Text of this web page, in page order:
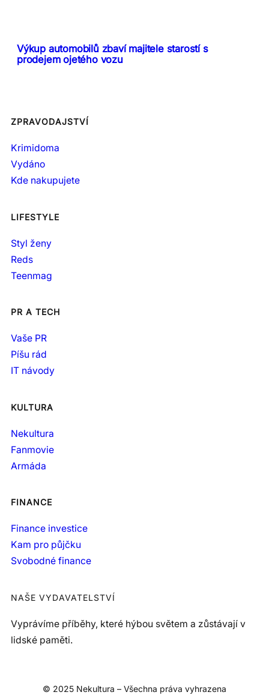
Výkup automobilů zbaví majitele starostí s
prodejem ojetého vozu
ZPRAVODAJSTVÍ
Krimidoma
Vydáno
Kde nakupujete
LIFESTYLE
Styl ženy
Reds
Teenmag
PR A TECH
Vaše PR
Píšu rád
IT návody
KULTURA
Nekultura
Fanmovie
Armáda
FINANCE
Finance investice
Kam pro půjčku
Svobodné finance
NAŠE VYDAVATELSTVÍ
Vyprávíme příběhy, které hýbou světem a zůstávají v
lidské paměti.
© 2025 Nekultura – Všechna práva vyhrazena